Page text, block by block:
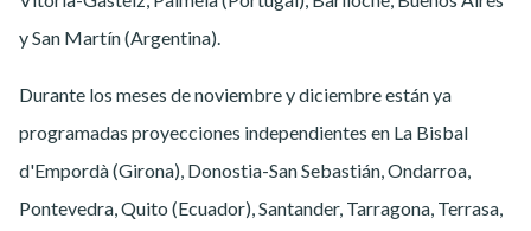
y San Martín (Argentina).
Durante los meses de noviembre y diciembre están ya
programadas proyecciones independientes en La Bisbal
d'Empordà (Girona), Donostia-San Sebastián, Ondarroa,
Pontevedra, Quito (Ecuador), Santander, Tarragona, Terrasa,